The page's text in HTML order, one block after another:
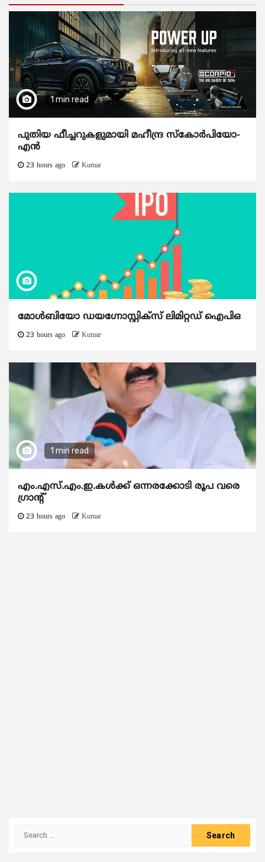
1 min read
പുതിയ ഫീച്ചറുകളുമായി മഹീന്ദ്ര സ്കോർപിയോ-
എൻ
23 hours ago Kumar
മോൾബിയോ ഡയഗ്നോസ്റ്റിക്സ് ലിമിറ്റഡ് ഐപിഒ
23 hours ago Kumar
1 min read
എം.എസ്.എം.ഇ.കൾക്ക് ഒന്നരക്കോടി രൂപ വരെ
ഗ്രാന്റ്
23 hours ago Kumar
Search